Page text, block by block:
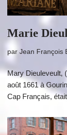
Marie
par Jean François
Mary Dieuleveult,
août 1661 à
Cap Français,